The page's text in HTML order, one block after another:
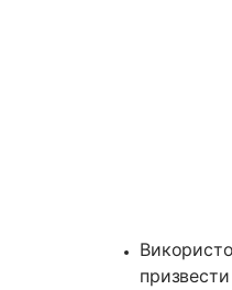
призвести